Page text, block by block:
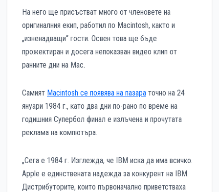
На него ще присъстват много от членовете на
оригиналния екип, работил по Macintosh, както и
„изненадващи“ гости. Освен това ще бъде
прожектиран и досега непоказван видео клип от
ранните дни на Мас.
Самият Macintosh се появява на пазара точно на 24
януари 1984 г., като два дни по-рано по време на
годишния Супербол финал е излъчена и прочутата
реклама на компютъра.
„Сега е 1984 г. Изглежда, че IBM иска да има всичко.
Apple е единствената надежда за конкурент на IBM.
Дистрибуторите, които първоначално приветстваха